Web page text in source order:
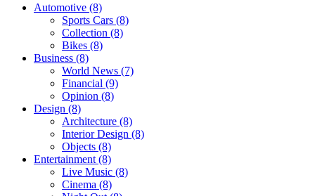
Automotive (8)
Sports Cars (8)
Collection (8)
Bikes (8)
Business (8)
World News (7)
Financial (9)
Opinion (8)
Design (8)
Architecture (8)
Interior Design (8)
Objects (8)
Entertainment (8)
Live Music (8)
Cinema (8)